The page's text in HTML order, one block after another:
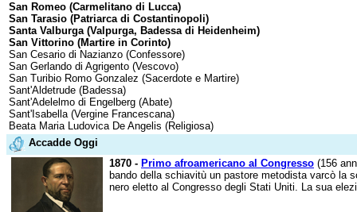
San Romeo (Carmelitano di Lucca)
San Tarasio (Patriarca di Costantinopoli)
Santa Valburga (Valpurga, Badessa di Heidenheim)
San Vittorino (Martire in Corinto)
San Cesario di Nazianzo (Confessore)
San Gerlando di Agrigento (Vescovo)
San Turibio Romo Gonzalez (Sacerdote e Martire)
Sant'Aldetrude (Badessa)
Sant'Adelelmo di Engelberg (Abate)
Sant'Isabella (Vergine Francescana)
Beata Maria Ludovica De Angelis (Religiosa)
Accadde Oggi
1870 - Primo afroamericano al Congresso (156
bando della schiavitù un pastore metodista varcò la
nero eletto al Congresso degli Stati Uniti. La sua